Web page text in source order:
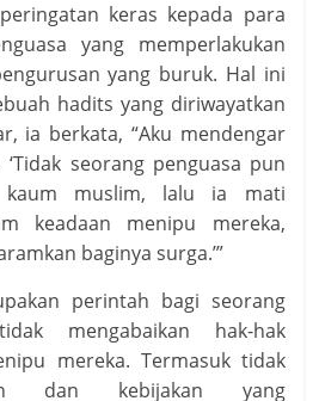
keras kepada para
yang memperlakukan
yang buruk. Hal ini
hadits yang diriwayatkan
ia berkata, “Aku mendengar
seorang penguasa pun
kaum muslim, lalu ia mati
keadaan menipu mereka,
baginya surga.’”
perintah bagi seorang
mengabaikan hak-hak
mereka. Termasuk tidak
dan kebijakan yang